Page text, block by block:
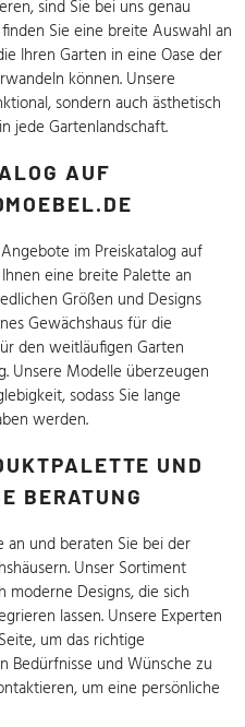
sind Sie bei uns genau
Sie eine breite Auswahl an
Ihren Garten in eine Oase der
können. Unsere
sondern auch ästhetisch
jede Gartenlandschaft.
AUF
im Preiskatalog auf
eine breite Palette an
Größen und Designs
Gewächshaus für die
den weitläufigen Garten
Unsere Modelle überzeugen
sodass Sie lange
werden.
UND
BERATUNG
und beraten Sie bei der
Unser Sortiment
moderne Designs, die sich
lassen. Unsere Experten
um das richtige
Bedürfnisse und Wünsche zu
um eine persönliche